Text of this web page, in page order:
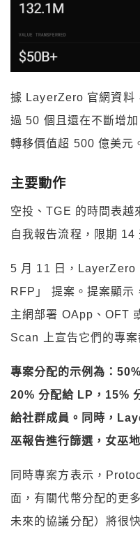
據 LayerZero 官網資料
過 50 個且還在不斷增
轉移價值超 500 億美元
主要動作
空投、TGE 的時間表
自我報告流程，限期 14
5 月 11 日，LayerZero
RFP」 提案。提案顯
主網部署 OApp、OFT
Scan 上宣告它們的專案
專案分配的示例為：
20% 分配給 LP，15%
給社群成員。同時，
巫報告進行篩選，女巫
同時專案方表示，
面，有關代幣分配的更
未來的協議分配）將很